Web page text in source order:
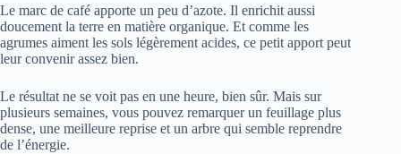
Le marc de café apporte un peu d’azote. Il enrichit aussi
doucement la terre en matière organique. Et comme les
agrumes aiment les sols légèrement acides, ce petit apport peut
leur convenir assez bien.
Le résultat ne se voit pas en une heure, bien sûr. Mais sur
plusieurs semaines, vous pouvez remarquer un feuillage plus
dense, une meilleure reprise et un arbre qui semble reprendre
de l’énergie.